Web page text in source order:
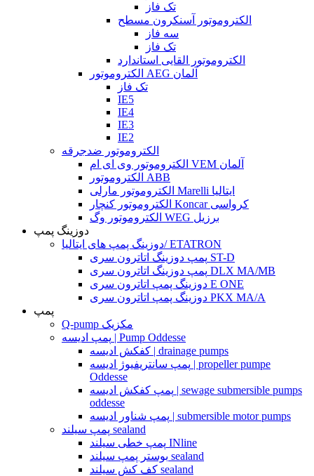
تک فاز
الکتروموتور آسنکرون مسطح
سه فاز
تک فاز
الکتروموتور القایی استاندارد
الکتروموتور AEG آلمان
تک فاز
IE5
IE4
IE3
IE2
الکتروموتور ضدجرقه
الکتروموتور وی ای ام VEM آلمان
الکتروموتور ABB
الکتروموتور مارلی Marelli ایتالیا
الکتروموتور کنچار Koncar کرواسی
الکتروموتور وگ WEG برزیل
دوزینگ پمپ
دوزینگ پمپ های ایتالیا/ ETATRON
پمپ دوزینگ اتاترون سری ST-D
پمپ دوزینگ اتاترون سری DLX MA/MB
دوزینگ پمپ اتاترون سری E ONE
دوزینگ پمپ اتاترون سری PKX MA/A
پمپ
Q-pump مکزیک
پمپ ادیسه | Pump Oddesse
کفکش ادیسه | drainage pumps
پمپ سانتریفیوژ ادیسه | propeller pumpe
Oddesse
پمپ کفکش ادیسه | sewage submersible pumps
oddesse
پمپ شناور ادیسه | submersible motor pumps
پمپ سیلند sealand
پمپ خطی سیلند INline
بوستر پمپ سیلند sealand
کف کش سیلند sealand